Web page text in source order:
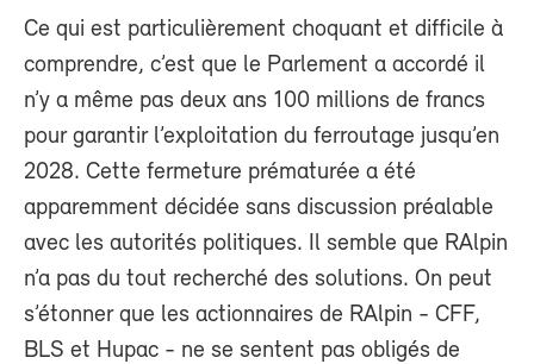
Ce qui est particulièrement choquant et difficile à
comprendre, c’est que le Parlement a accordé il
n’y a même pas deux ans 100 millions de francs
pour garantir l’exploitation du ferroutage jusqu’en
2028. Cette fermeture prématurée a été
apparemment décidée sans discussion préalable
avec les autorités politiques. Il semble que RAlpin
n’a pas du tout recherché des solutions. On peut
s’étonner que les actionnaires de RAlpin - CFF,
BLS et Hupac - ne se sentent pas obligés de